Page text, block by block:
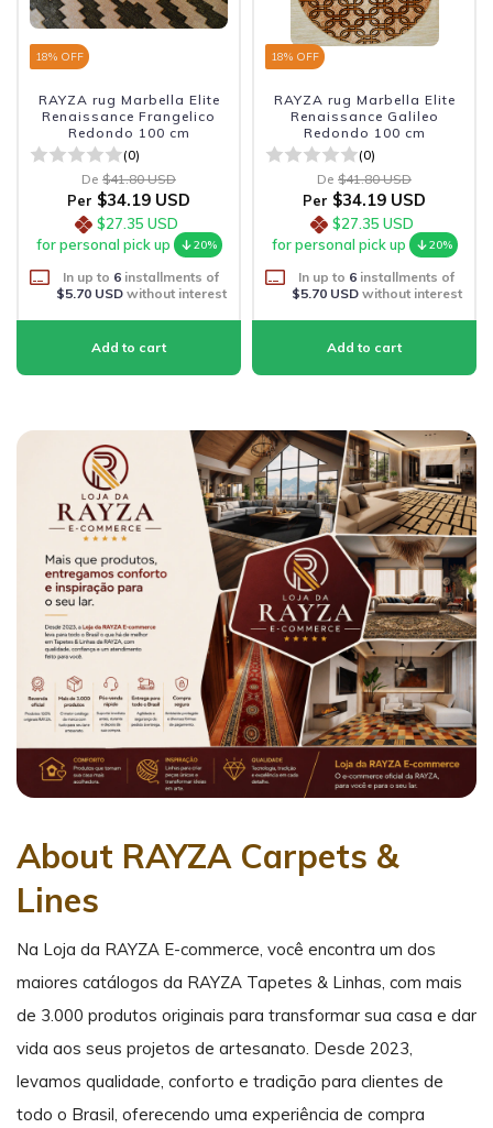
18% OFF
RAYZA rug Marbella Elite
Renaissance Frangelico
Redondo 100 cm
(0)
De $41.80 USD
Per $34.19 USD
$27.35 USD
for personal pick up
20%
In up to 6 installments of
$5.70 USDwithout interest
18% OFF
RAYZA rug Marbella Elite
Renaissance Galileo
Redondo 100 cm
(0)
De $41.80 USD
Per $34.19 USD
$27.35 USD
for personal pick up
20%
In up to 6 installments of
$5.70 USDwithout interest
About RAYZA Carpets &
Lines
Na Loja da RAYZA E-commerce, você encontra um dos
maiores catálogos da RAYZA Tapetes & Linhas, com mais
de 3.000 produtos originais para transformar sua casa e dar
vida aos seus projetos de artesanato. Desde 2023,
levamos qualidade, conforto e tradição para clientes de
todo o Brasil, oferecendo uma experiência de compra